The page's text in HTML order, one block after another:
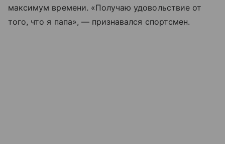
максимум времени. «Получаю удовольствие от
того, что я папа», — признавался спортсмен.